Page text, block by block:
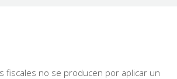
fiscales no se producen por aplicar un